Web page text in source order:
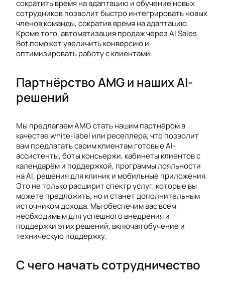
сократить время на адаптацию и обучение новых
сотрудников позволит быстро интегрировать новых
членов команды, сократив время на адаптацию.
Кроме того, автоматизация продаж через AI Sales
Bot поможет увеличить конверсию и
оптимизировать работу с клиентами.
Партнёрство AMG и наших AI-
решений
Мы предлагаем AMG стать нашим партнёром в
качестве white-label или реселлера, что позволит
вам предлагать своим клиентам готовые AI-
ассистенты, боты консьержи, кабинеты клиентов с
календарём и поддержкой, программы лояльности
на AI, решения для клиник и мобильные приложения.
Это не только расширит спектр услуг, которые вы
можете предложить, но и станет дополнительным
источником дохода. Мы обеспечим вас всем
необходимым для успешного внедрения и
поддержки этих решений, включая обучение и
техническую поддержку.
С чего начать сотрудничество